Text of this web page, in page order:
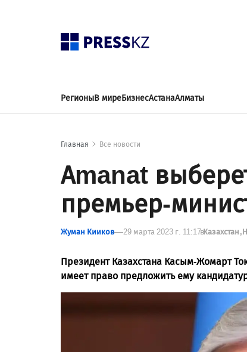
РегионыВ миреБизнесАстанаАлматы
Главная Все новости
Amanat
премьер-
Жуман Кииков 29 марта 2023 г. 11:17вКазахстан
Президент Казахстана Касым-Жомарт
имеет право предложить ему